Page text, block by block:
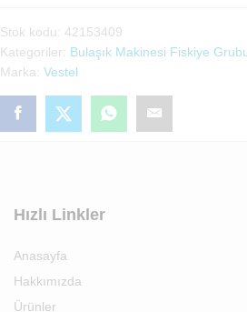
Stok kodu: 42153409
Kategoriler: Bulaşık Makinesi Fiskiye
Marka: Vestel
Hızlı Linkler
Anasayfa
Hakkımızda
Ürünler